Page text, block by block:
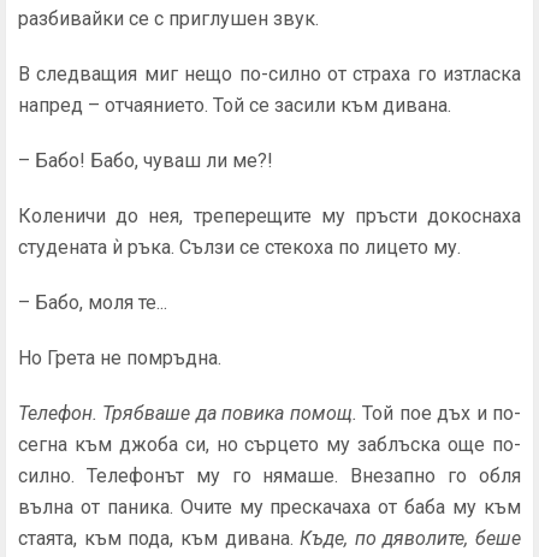
разбивайки се с приглушен звук.
В следващия миг нещо по-силно от страха го изтласка
на­пред – отчаянието. Той се засили към дивана.
– Бабо! Бабо, чуваш ли ме?!
Коленичи до нея, треперещите му пръсти докоснаха
студе­ната ѝ ръка. Сълзи се стекоха по лицето му.
– Бабо, моля те...
Но Грета не помръдна.
Телефон. Трябваше да повика помощ.Той пое дъх и по­
сегна към джоба си, но сърцето му заблъска още по-
силно. Телефонът му го нямаше. Внезапно го обля
вълна от паника. Очите му прескачаха от баба му към
стаята, към пода, към ди­вана.Къде, по дяволите, беше